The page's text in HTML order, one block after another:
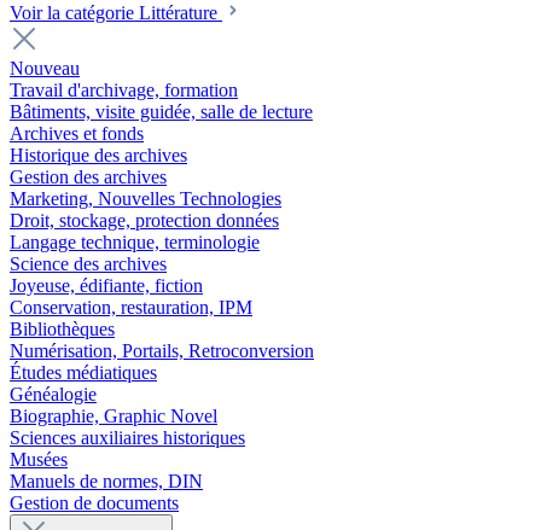
Voir la catégorie Littérature
Nouveau
Travail d'archivage, formation
Bâtiments, visite guidée, salle de lecture
Archives et fonds
Historique des archives
Gestion des archives
Marketing, Nouvelles Technologies
Droit, stockage, protection données
Langage technique, terminologie
Science des archives
Joyeuse, édifiante, fiction
Conservation, restauration, IPM
Bibliothèques
Numérisation, Portails, Retroconversion
Études médiatiques
Généalogie
Biographie, Graphic Novel
Sciences auxiliaires historiques
Musées
Manuels de normes, DIN
Gestion de documents